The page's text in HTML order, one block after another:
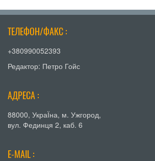
ТЕЛЕФОН/ФАКС :
+380990052393
Редактор: Петро Гойс
АДРЕСА :
88000, УкраЇна, м. Ужгород,
вул. Фединця 2, каб. 6
E-MAIL :